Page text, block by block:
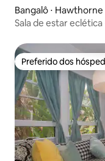
Bangalô ⋅ Hawthorne
Sala de estar
Preferido dos
Preferido dos